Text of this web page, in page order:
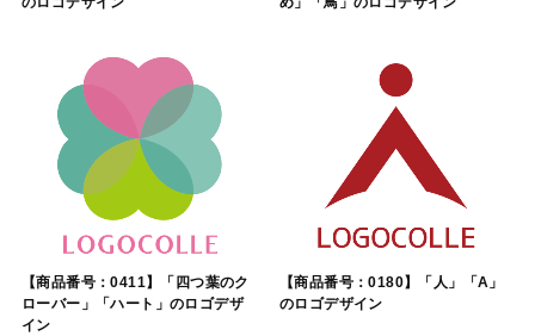
【商品番号：0411】「四つ葉のク
ローバー」「ハート」のロゴデザ
イン
【商品番号：0180】「人」「A」
のロゴデザイン